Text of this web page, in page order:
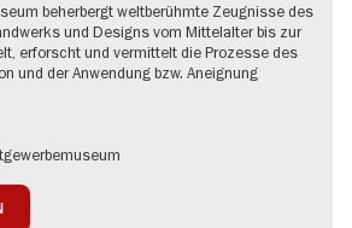
beherbergt weltberühmte Zeugnisse des
und Designs vom Mittelalter bis zur
erforscht und vermittelt die Prozesse des
und der Anwendung bzw. Aneignung